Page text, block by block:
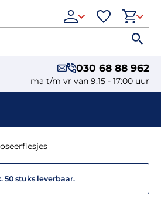
030 68 88 962
ma t/m vr van 9:15 - 17:00 uur
50 stuks leverbaar.